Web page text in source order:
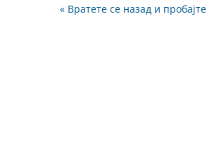
« Вратете се назад и